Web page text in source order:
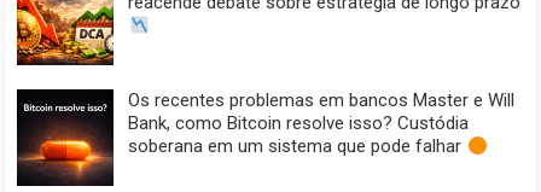
Os recentes problemas em bancos Master e Will
Bank, como Bitcoin resolve isso? Custódia
soberana em um sistema que pode falhar